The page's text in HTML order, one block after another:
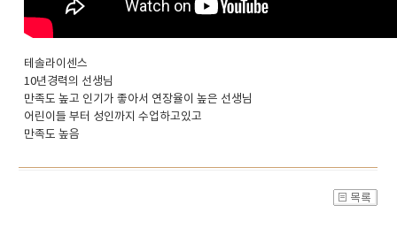
테솔라이센스
10년경력의 선생님
만족도 높고 인기가 좋아서 연장율이 높은 선생님
어린이들 부터 성인까지 수업하고있고
만족도 높음